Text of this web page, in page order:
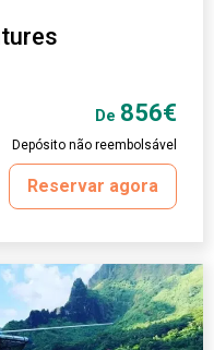
De 856€
Depósito não reembolsável
Reservar agora